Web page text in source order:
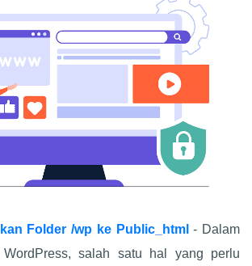
Folder /wp ke Public_html - Dalam
salah satu hal yang perlu